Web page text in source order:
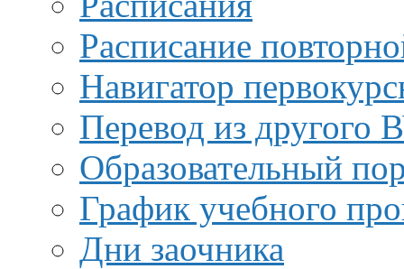
Расписание
Навигатор
Перевод из другого
Образовательный
График учебного
Дни заочника